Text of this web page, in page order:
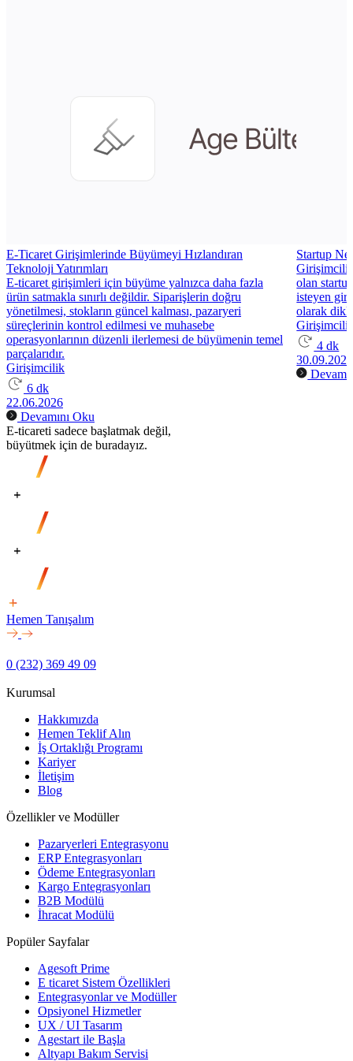
E-Ticaret Girişimlerinde Büyümeyi Hızlandıran
Teknoloji Yatırımları
E-ticaret girişimleri için büyüme yalnızca daha fazla
ürün satmakla sınırlı değildir. Siparişlerin doğru
yönetilmesi, stokların güncel kalması, pazaryeri
süreçlerinin kontrol edilmesi ve muhasebe
operasyonlarının düzenli ilerlemesi de büyümenin temel
parçalarıdır.
Girişimcilik
6 dk
22.06.2026
Devamını Oku
Startup
Girişimcilik
olan
isteyen
olarak
4 dk
30.09.2025
E-ticareti sadece başlatmak değil,
büyütmek için de buradayız.
Hemen Tanışalım
0 (232) 369 49 09
Kurumsal
Hakkımızda
Hemen Teklif Alın
İş Ortaklığı Programı
Kariyer
İletişim
Blog
Özellikler ve Modüller
Pazaryerleri Entegrasyonu
ERP Entegrasyonları
Ödeme Entegrasyonları
Kargo Entegrasyonları
B2B Modülü
İhracat Modülü
Popüler Sayfalar
Agesoft Prime
E ticaret Sistem Özellikleri
Entegrasyonlar ve Modüller
Opsiyonel Hizmetler
UX / UI Tasarım
Agestart ile Başla
Altyapı Bakım Servisi